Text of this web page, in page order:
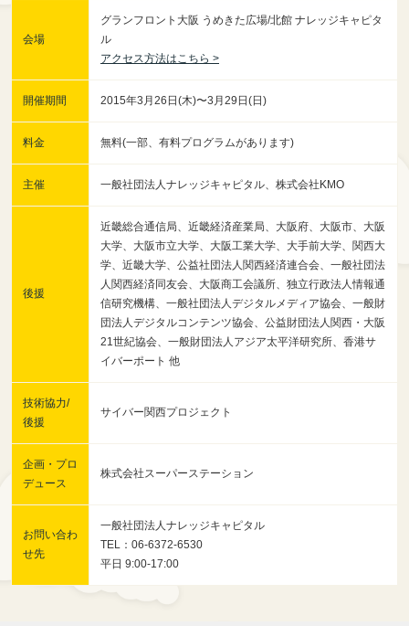
会場
グランフロント大阪 うめきた広場/北館 ナレッジキャピタ
ル
アクセス方法はこちら >
開催期間 2015年3月26日(木)〜3月29日(日)
料金 無料(一部、有料プログラムがあります)
主催 一般社団法人ナレッジキャピタル、株式会社KMO
後援
近畿総合通信局、近畿経済産業局、大阪府、大阪市、大阪
大学、大阪市立大学、大阪工業大学、大手前大学、関西大
学、近畿大学、公益社団法人関西経済連合会、一般社団法
人関西経済同友会、大阪商工会議所、独立行政法人情報通
信研究機構、一般社団法人デジタルメディア協会、一般財
団法人デジタルコンテンツ協会、公益財団法人関西・大阪
21世紀協会、一般財団法人アジア太平洋研究所、香港サ
イバーポート 他
技術協力/
後援
サイバー関西プロジェクト
企画・プロ
デュース
株式会社スーパーステーション
お問い合わ
せ先
一般社団法人ナレッジキャピタル
TEL：06-6372-6530
平日 9:00-17:00